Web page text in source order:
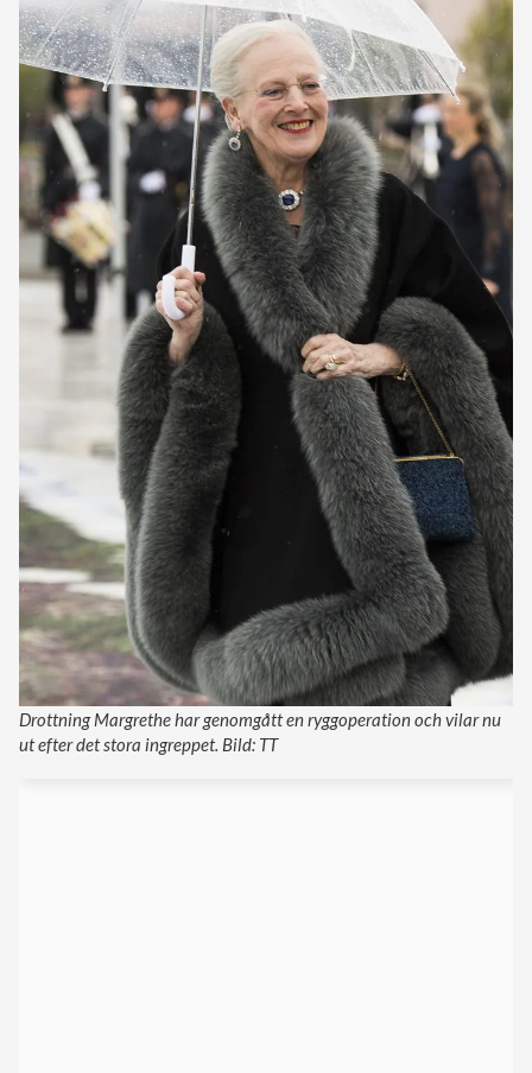
Drottning Margrethe har genomgått en ryggoperation och vilar nu
ut efter det stora ingreppet. Bild: TT